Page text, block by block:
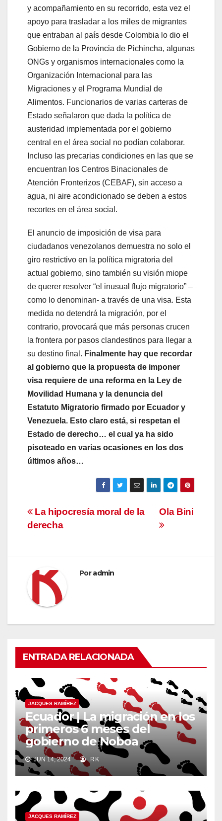
y acompañamiento en su recorrido, esta vez el
apoyo para trasladar a los miles de migrantes
que entraban al país desde Colombia lo dio el
Gobierno de la Provincia de Pichincha, algunas
ONGs y organismos internacionales como la
Organización Internacional para las
Migraciones y el Programa Mundial de
Alimentos. Funcionarios de varias carteras de
Estado señalaron que dada la política de
austeridad implementada por el gobierno
central en el área social no podían colaborar.
Incluso las precarias condiciones en las que se
encuentran los Centros Binacionales de
Atención Fronterizos (CEBAF), sin acceso a
agua, ni aire acondicionado se deben a estos
recortes en el área social.
El anuncio de imposición de visa para
ciudadanos venezolanos demuestra no solo el
giro restrictivo en la política migratoria del
actual gobierno, sino también su visión miope
de querer resolver “el inusual flujo migratorio” –
como lo denominan- a través de una visa. Esta
medida no detendrá la migración, por el
contrario, provocará que más personas crucen
la frontera por pasos clandestinos para llegar a
su destino final. Finalmente hay que recordar
al gobierno que la propuesta de imponer
visa requiere de una reforma en la Ley de
Movilidad Humana y la denuncia del
Estatuto Migratorio firmado por Ecuador y
Venezuela. Esto claro está, si respetan el
Estado de derecho… el cual ya ha sido
pisoteado en varias ocasiones en los dos
últimos años…
Navegación
de
Ola Bini
La hipocresía moral de la
derecha
Poradmin
ENTRADA RELACIONADA
JACQUES RAMÍREZ
Ecuador | La migración en los
primeros 6 meses del
gobierno de Noboa
JUN 14, 2024 RK
JACQUES RAMÍREZ